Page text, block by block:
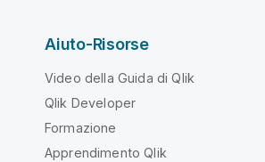
Aiuto-Risorse
Video della Guida di Qlik
Qlik Developer
Formazione
Apprendimento Qlik